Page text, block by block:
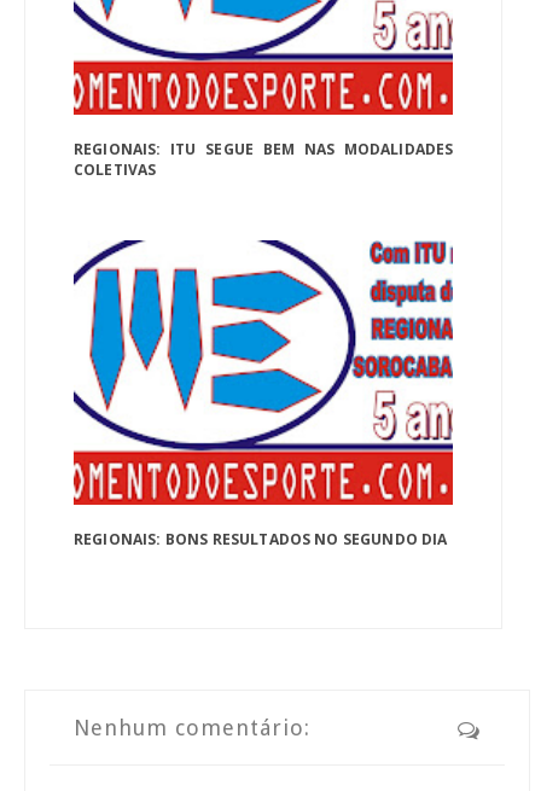
REGIONAIS: ITU SEGUE BEM NAS MODALIDADES
COLETIVAS
REGIONAIS: BONS RESULTADOS NO SEGUNDO DIA
Nenhum comentário: